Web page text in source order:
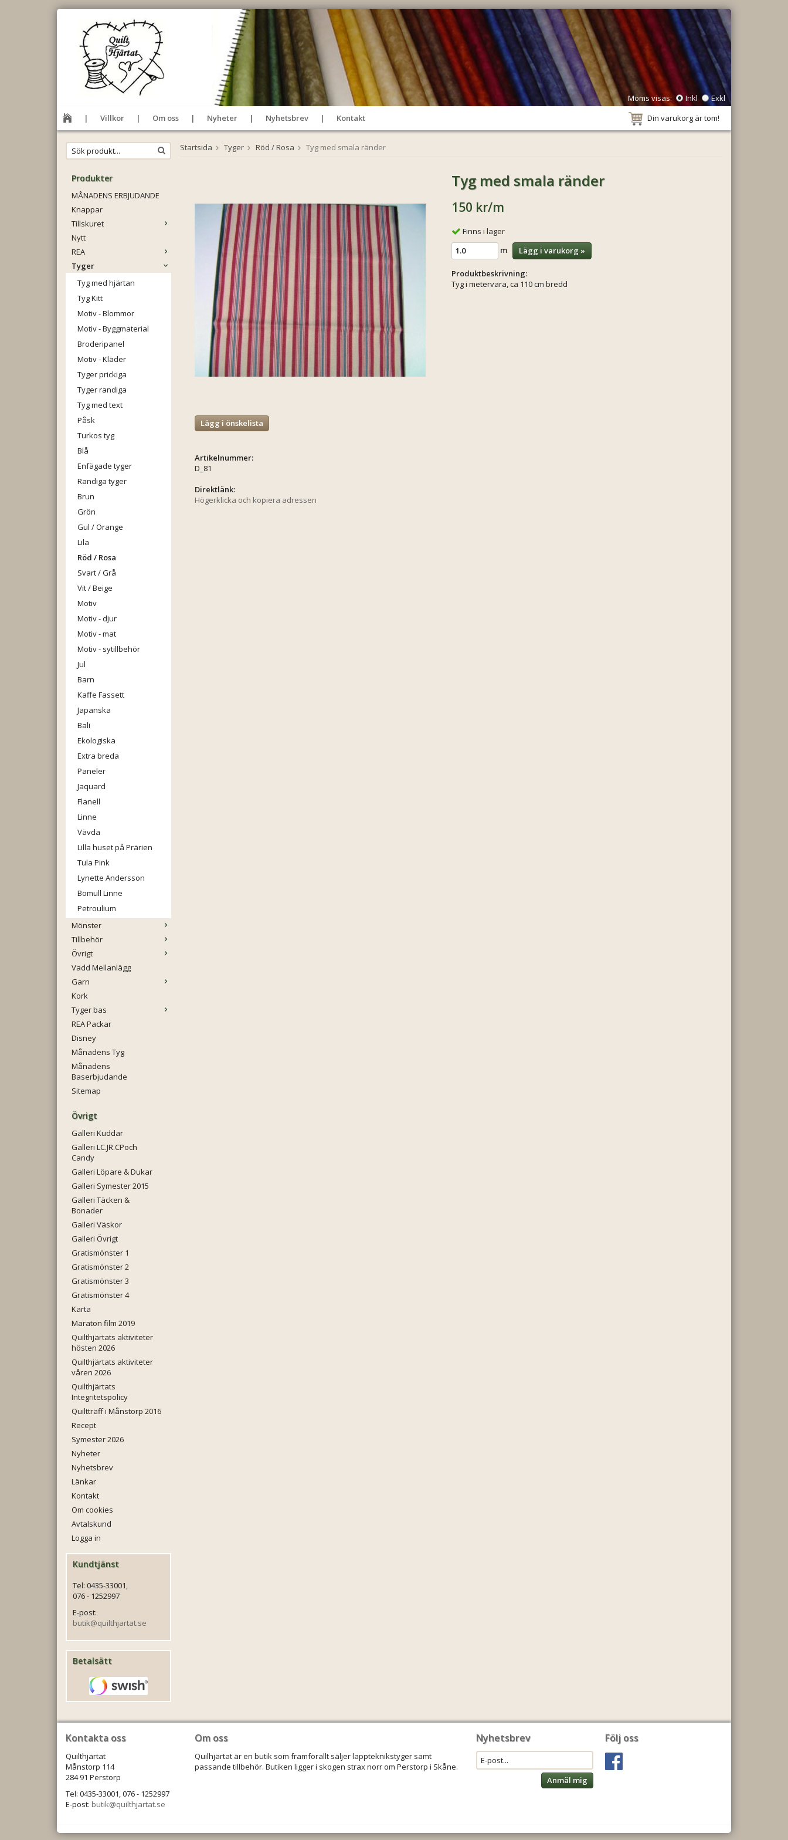
Moms visas: Inkl
Exkl
Villkor
Om oss Nyheter Nyhetsbrev Kontakt Din varukorg är tom!
Produkter
MÅNADENS ERBJUDANDE
Knappar
Tillskuret
Nytt
REA
Tyger
Tyg med hjärtan
Tyg Kitt
Motiv - Blommor
Motiv - Byggmaterial
Broderipanel
Motiv - Kläder
Tyger prickiga
Tyger randiga
Tyg med text
Påsk
Turkos tyg
Blå
Enfägade tyger
Randiga tyger
Brun
Grön
Gul / Orange
Lila
Röd / Rosa
Svart / Grå
Vit / Beige
Motiv
Motiv - djur
Motiv - mat
Motiv - sytillbehör
Jul
Barn
Kaffe Fassett
Japanska
Bali
Ekologiska
Extra breda
Paneler
Jaquard
Flanell
Linne
Vävda
Lilla huset på Prärien
Tula Pink
Lynette Andersson
Bomull Linne
Petroulium
Mönster
Tillbehör
Övrigt
Vadd Mellanlägg
Garn
Kork
Tyger bas
REA Packar
Disney
Månadens Tyg
Månadens
Baserbjudande
Sitemap
Övrigt
Galleri Kuddar
Galleri LC.JR.CPoch
Candy
Galleri Löpare & Dukar
Galleri Symester 2015
Galleri Täcken &
Bonader
Galleri Väskor
Galleri Övrigt
Gratismönster 1
Gratismönster 2
Gratismönster 3
Gratismönster 4
Karta
Maraton film 2019
Quilthjärtats aktiviteter
hösten 2026
Quilthjärtats aktiviteter
våren 2026
Quilthjärtats
Integritetspolicy
Quiltträff i Månstorp 2016
Recept
Symester 2026
Nyheter
Nyhetsbrev
Länkar
Kontakt
Om cookies
Avtalskund
Logga in
Kundtjänst
Tel: 0435-33001,
076 - 1252997
E-post:
butik@quilthjartat.se
Betalsätt
Startsida Tyger Röd / Rosa Tyg med smala ränder
Tyg med smala ränder
150 kr/m
Finns i lager
m
Lägg i varukorg »
Produktbeskrivning:
Tyg i metervara, ca 110 cm bredd
Lägg i önskelista
Artikelnummer:
D_81
Direktlänk:
Högerklicka och kopiera adressen
Kontakta oss
Quilthjärtat
Månstorp 114
284 91 Perstorp
Tel: 0435-33001, 076 - 1252997
E-post: butik@quilthjartat.se
Följ oss
Nyhetsbrev
Anmäl mig
Om oss
Quilhjärtat är en butik som framförallt säljer lappteknikstyger samt
passande tillbehör. Butiken ligger i skogen strax norr om Perstorp i Skåne.